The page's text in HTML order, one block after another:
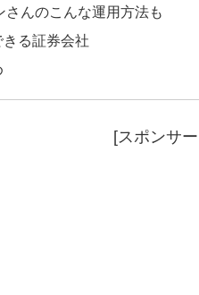
さんのこんな運用方法も
きる証券会社
[スポンサ